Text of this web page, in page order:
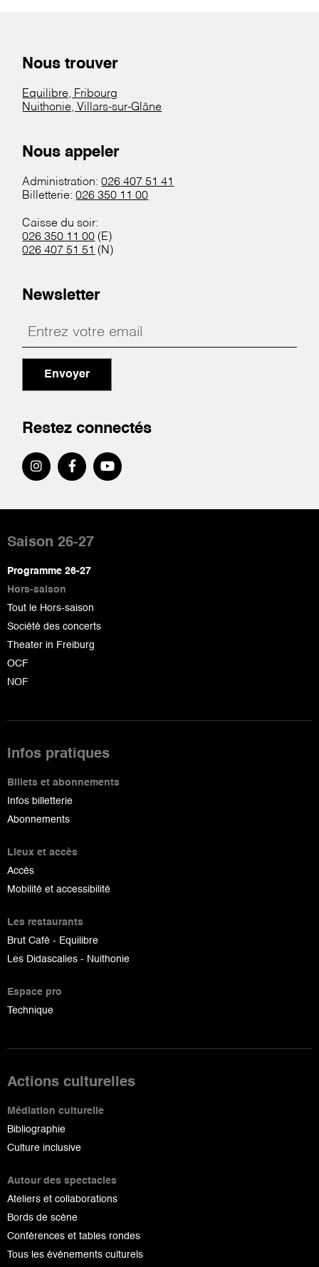
Nous trouver
Equilibre, Fribourg
Nuithonie, Villars-sur-Glâne
Nous appeler
Administration:026 407 51 41
Billetterie:026 350 11 00
Caisse du soir:
026 350 11 00 (E)
026 407 51 51 (N)
Newsletter
Envoyer
Restez connectés
de
page
Saison 26-27
Programme 26-27
Hors-saison
Tout le Hors-saison
Société des concerts
Theater in Freiburg
OCF
NOF
Infos pratiques
Billets et abonnements
Infos billetterie
Abonnements
Lieux et accès
Accès
Mobilité et accessibilité
Les restaurants
Brut Café - Equilibre
Les Didascalies - Nuithonie
Espace pro
Technique
Actions culturelles
Médiation culturelle
Bibliographie
Culture inclusive
Autour des spectacles
Ateliers et collaborations
Bords de scène
Conférences et tables rondes
Tous les événements culturels